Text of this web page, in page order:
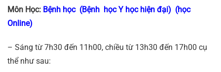
Môn Học: Bệnh học (Bệnh học Y học hiện đại) (học
Online)
– Sáng từ 7h30 đến 11h00, chiều từ 13h30 đến 17h00 cụ
thể như sau: